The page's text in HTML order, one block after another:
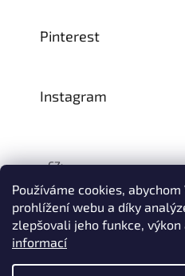
Používáme cookies,
prohlížení webu a díky
zlepšovali jeho funkce,
informací
Pinterest
Instagram
CZ:
© 1993–2026INTEA SERVICE